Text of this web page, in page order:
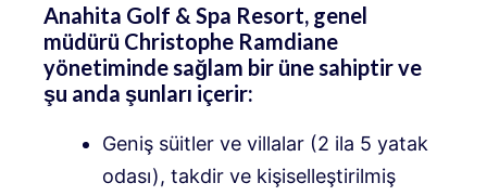
Anahita Golf & Spa Resort, genel
müdürü Christophe Ramdiane
yönetiminde sağlam bir üne sahiptir ve
şu anda şunları içerir:
Geniş süitler ve villalar (2 ila 5 yatak
odası), takdir ve kişiselleştirilmiş